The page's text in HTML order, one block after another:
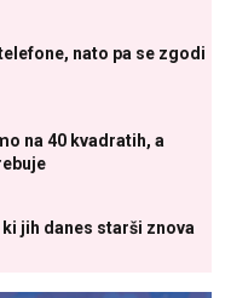
nato pa se zgodi
na 40 kvadratih, a
jih danes starši znova